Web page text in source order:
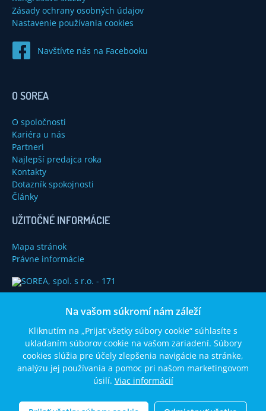
Zásady ochrany osobných údajov
Nastavenie používania cookies
Navštívte nás na Facebooku
O SOREA
O spoločnosti
Kariéra u nás
Partneri
Najlepší predajca roka
Kontakty
Dotazník spokojnosti
Články
UŽITOČNÉ INFORMÁCIE
Mapa stránok
Právne informácie
Na vašom súkromí nám záleží
Kliknutím na „Prijať všetky súbory cookie“ súhlasíte s
ukladaním súborov cookie na vašom zariadení. Súbory
cookies slúžia pre účely zlepšenia navigácie na stránke,
analýzu jej používania a pomoc pri našom marketingovom
úsilí. Viac informácií